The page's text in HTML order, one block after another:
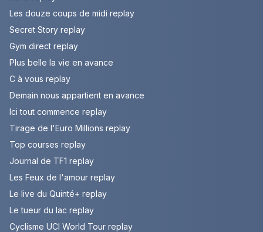
Les douze coups de midi replay
Secret Story replay
Gym direct replay
Plus belle la vie en avance
C à vous replay
Demain nous appartient en avance
Ici tout commence replay
Tirage de l'Euro Millions replay
Top courses replay
Journal de TF1 replay
Les Feux de l'amour replay
Le live du Quinté+ replay
Le tueur du lac replay
Cyclisme UCI World Tour replay